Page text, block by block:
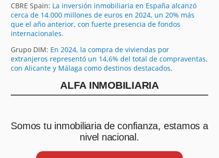
CBRE Spain: La inversión inmobiliaria en España alcanzó
cerca de 14.000 millones de euros en 2024, un 20% más
que el año anterior, con fuerte presencia de fondos
internacionales.
Grupo DIM: En 2024, la compra de viviendas por
extranjeros representó un 14,6% del total de compraventas,
con Alicante y Málaga como destinos destacados.
ALFA INMOBILIARIA
Somos tu inmobiliaria de confianza, estamos a
nivel nacional.